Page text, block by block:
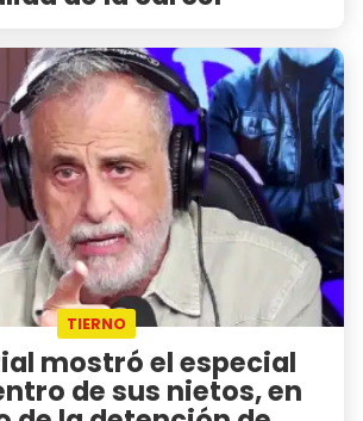
TIERNO
mostró el especial
de sus nietos, en